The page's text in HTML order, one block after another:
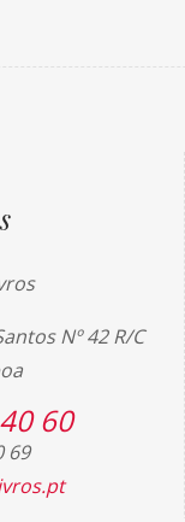
Nº 42 R/C
60
69